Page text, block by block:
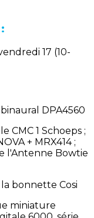
17 (10-
DPA4560
CMC 1 Schoeps ;
+ MRX414 ;
l'Antenne Bowtie
bonnette Cosi
miniature